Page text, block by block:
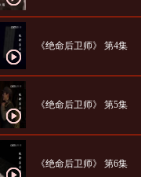
《绝命后卫师》 第4集
《绝命后卫师》 第5集
《绝命后卫师》 第6集